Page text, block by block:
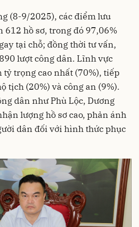
(8-9/2025), các điểm lưu
612 hồ sơ, trong đó 97,06%
tại chỗ; đồng thời tư vấn,
lượt công dân. Lĩnh vực
trọng cao nhất (70%), tiếp
tịch (20%) và công an (9%).
dân như Phù Lộc, Dương
lượng hồ sơ cao, phản ánh
dân đối với hình thức phục